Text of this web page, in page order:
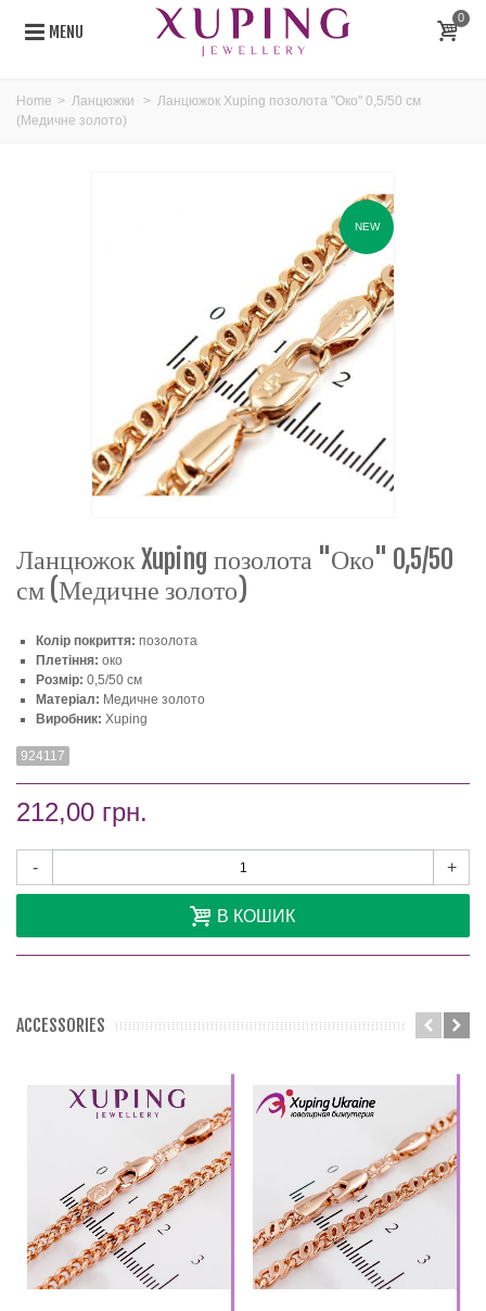
MENU
0
Home > Ланцюжки > Ланцюжок Xuping позолота "Око" 0,5/50 см
(Медичне золото)
NEW
Ланцюжок Xuping позолота "Око" 0,5/50
см (Медичне золото)
Колір покриття: позолота
Плетіння: око
Розмір: 0,5/50 см
Матеріал: Медичне золото
Виробник: Xuping
924117
212,00 грн.
- +
В КОШИК
ACCESSORIES